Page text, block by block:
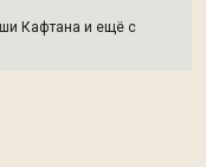
Кафтана и ещё с